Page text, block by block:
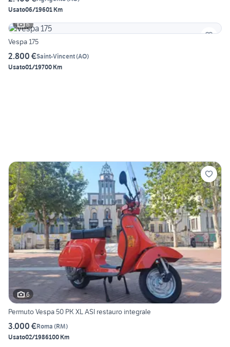
Usato06/19601 Km
6
Vespa 175
2.800 €Saint-Vincent(AO)
Usato01/19700 Km
6
Permuto Vespa 50 PK XL ASI restauro integrale
3.000 €Roma (RM)
Usato02/1986100 Km